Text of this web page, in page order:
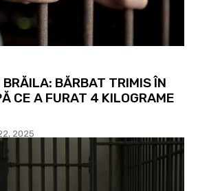
BĂRBAT TRIMIS ÎN
CE A FURAT 4 KILOGRAME
2025